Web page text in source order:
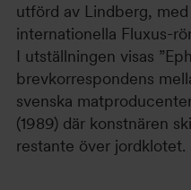
utförd av Lindberg,
internationella Fluxus-
I utställningen visas
brevkorrespondens
svenska
(1989) där konstnären
restante över jordklotet.